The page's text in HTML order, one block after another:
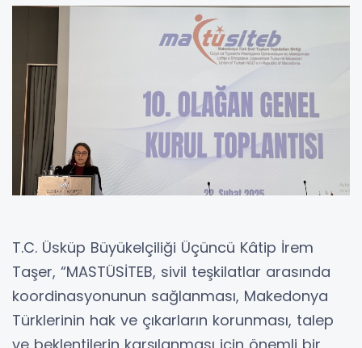
T.C. Üsküp Büyükelçiliği Üçüncü Kâtip İrem
Taşer, “MASTÜSİTEB, sivil teşkilatlar arasında
koordinasyonunun sağlanması, Makedonya
Türklerinin hak ve çıkarların korunması, talep